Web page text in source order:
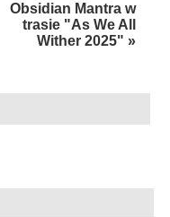
Obsidian Mantra w
trasie "As We All
Wither 2025" »